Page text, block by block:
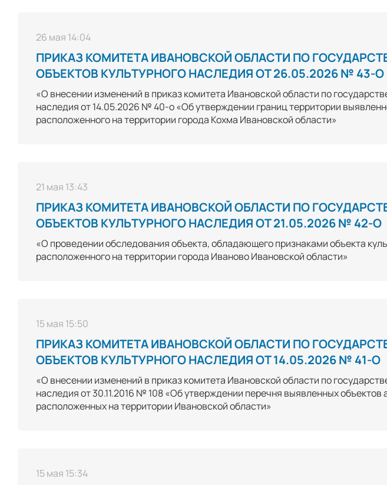
26 мая 14:04
ПРИКАЗ КОМИТЕТА ИВАНОВСКОЙ ОБЛАСТИ ПО
ОБЪЕКТОВ КУЛЬТУРНОГО НАСЛЕДИЯ ОТ 26.05.2026 № 43-О
«О внесении изменений в приказ комитета Ивановской области по
наследия от 14.05.2026 № 40-о «Об утверждении границ территории
расположенного на территории города Кохма Ивановской области»
21 мая 13:43
ПРИКАЗ КОМИТЕТА ИВАНОВСКОЙ ОБЛАСТИ ПО
ОБЪЕКТОВ КУЛЬТУРНОГО НАСЛЕДИЯ ОТ 21.05.2026 № 42-О
«О проведении обследования объекта, обладающего признаками объекта
расположенного на территории города Иваново Ивановской области»
15 мая 15:50
ПРИКАЗ КОМИТЕТА ИВАНОВСКОЙ ОБЛАСТИ ПО
ОБЪЕКТОВ КУЛЬТУРНОГО НАСЛЕДИЯ ОТ 14.05.2026 № 41-О
«О внесении изменений в приказ комитета Ивановской области по
наследия от 30.11.2016 № 108 «Об утверждении перечня выявленных объектов
расположенных на территории Ивановской области»
15 мая 15:34